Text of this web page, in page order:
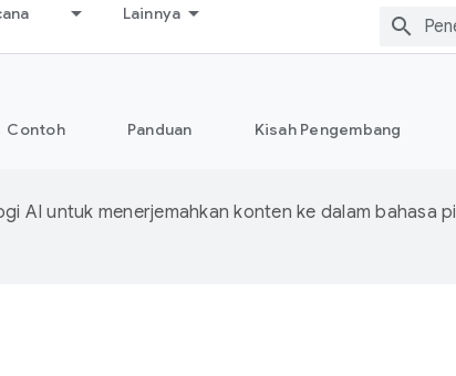
Lainnya
Contoh Panduan Kisah Pengembang
AI untuk menerjemahkan konten ke dalam bahasa